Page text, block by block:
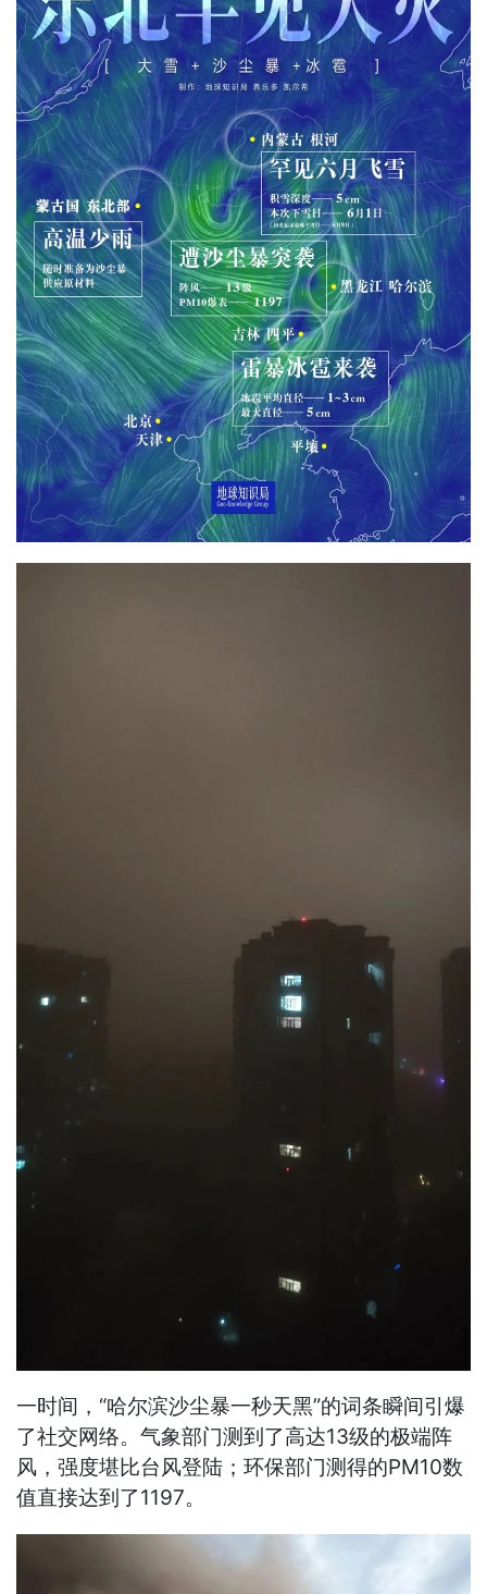
一时间，“哈尔滨沙尘暴一秒天黑”的词条瞬间引爆
了社交网络。气象部门测到了高达13级的极端阵
风，强度堪比台风登陆；环保部门测得的PM10数
值直接达到了1197。